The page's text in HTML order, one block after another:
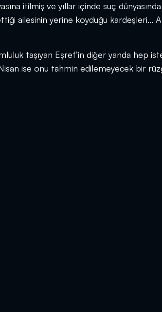
itilmiş ve yıllar içinde suç dünyasında
ailesinin yerine koyduğu kardeşleri...
taşıyan Eşref’in diğer yanda hep
ise onu tahmin edilemeyecek bir